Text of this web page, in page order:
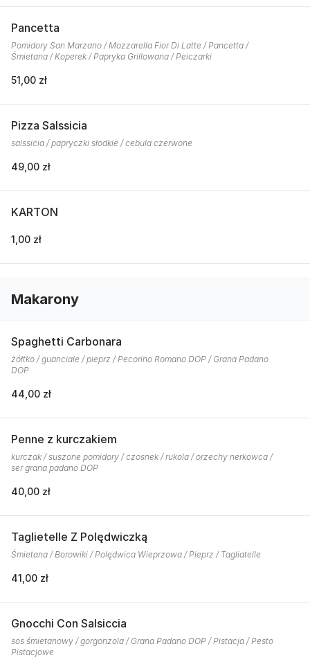
Pancetta
Pomidory San Marzano / Mozzarella Fior Di Latte / Pancetta /
Śmietana / Koperek / Papryka Grillowana / Peiczarki
51,00 zł
Pizza Salssicia
salssicia / papryczki słodkie / cebula czerwone
49,00 zł
KARTON
1,00 zł
Makarony
Spaghetti Carbonara
żółtko / guanciale / pieprz / Pecorino Romano DOP / Grana Padano
DOP
44,00 zł
Penne z kurczakiem
kurczak / suszone pomidory / czosnek / rukola / orzechy nerkowca /
ser grana padano DOP
40,00 zł
Taglietelle Z Polędwiczką
Śmietana / Borowiki / Polędwica Wieprzowa / Pieprz / Tagliatelle
41,00 zł
Gnocchi Con Salsiccia
sos śmietanowy / gorgonzola / Grana Padano DOP / Pistacja / Pesto
Pistacjowe